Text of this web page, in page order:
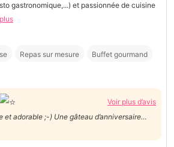
gastronomique,...) et passionnée de cuisine
Repas sur mesure Buffet gourmand
Voir plus d’avis
gâteau d’anniversaire